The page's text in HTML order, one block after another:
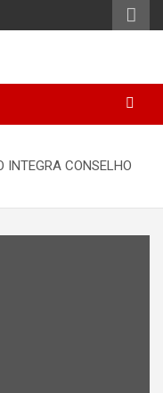
INTEGRA CONSELHO